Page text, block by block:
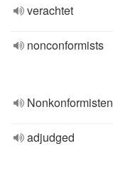
verachtet
nonconformists
Nonkonformisten
adjudged